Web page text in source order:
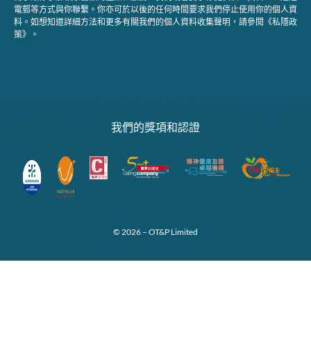
電郵等方式與你聯繫。你亦可於以後的任何時間要求我們停止使用你的個人資
料。如想知道詳細方法和更多有關我們的個人資料收集聲明，請參閱《私隱政
策》。
我們的獎項和認證
© 2026 – OT&P Limited